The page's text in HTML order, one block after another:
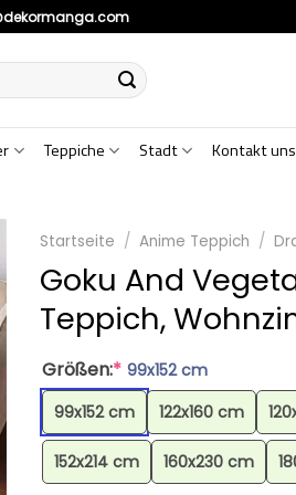
Teppiche Stadt Kontakt uns
Startseite / Anime Teppich /
Goku And
Teppich,
Größen:* 99x152 cm
99x152 cm
122x160 cm
152x214 cm 160x230 cm